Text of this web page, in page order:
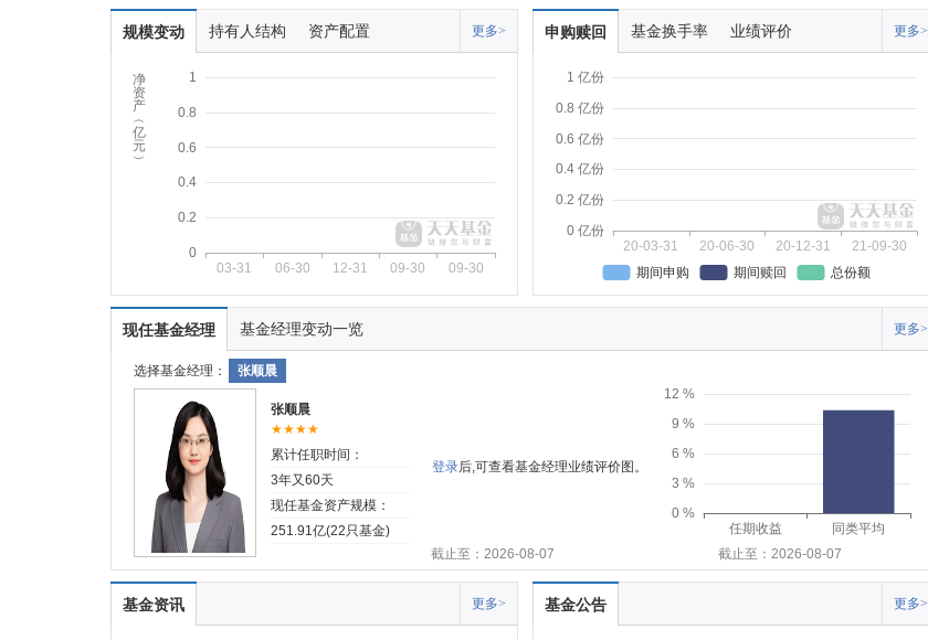
规模变动 持有人结构 资产配置 更多>
净
资
产
︵
亿
元
︶
0
0.2
0.4
0.6
0.8
1
03-31 06-30 12-31 09-30 09-30
申购赎回 基金换手率 业绩评价 更多>
0 亿份
0.2 亿份
0.4 亿份
0.6 亿份
0.8 亿份
1 亿份
20-03-31 20-06-30 20-12-31
21-09-30
期间申购
期间赎回 总份额
现任基金经理 基金经理变动一览 更多>
选择基金经理： 张顺晨
张顺晨
★★★★
累计任职时间：
3年又60天
现任基金资产规模：
251.91亿(22只基金)
登录后,可查看基金经理业绩评价图。
0 %
3 %
6 %
9 %
12 %
任期收益
同类平均
截止至：2026-08-07
截止至：2026-08-07
基金资讯 更多> 基金公告 更多>